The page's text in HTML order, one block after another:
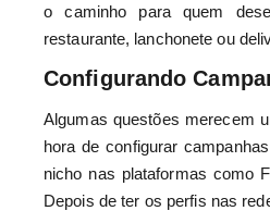
o caminho para quem
restaurante, lanchonete ou
Configurando
Algumas questões merecem
hora de configurar
nicho nas plataformas como
Depois de ter os perfis nas